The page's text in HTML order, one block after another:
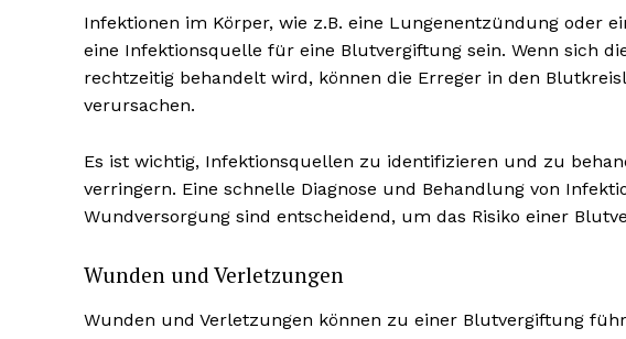
Infektionen im Körper, wie z.B. eine Lungenentzündung oder
eine Infektionsquelle für eine Blutvergiftung sein. Wenn sich
rechtzeitig behandelt wird, können die Erreger in den
verursachen.
Es ist wichtig, Infektionsquellen zu identifizieren und zu
verringern. Eine schnelle Diagnose und Behandlung von
Wundversorgung sind entscheidend, um das Risiko einer
Wunden und Verletzungen
Wunden und Verletzungen können zu einer Blutvergiftung